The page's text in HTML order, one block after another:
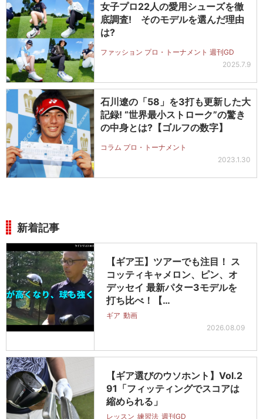
女子プロ22人の愛用シューズを徹
底調査! そのモデルを選んだ理由
は?
ファッション プロ・トーナメント 週刊GD
2025.7.9
石川遼の「58」を3打も更新した大
記録! “世界最小ストローク”の驚き
の中身とは?【ゴルフの数字】
コラム プロ・トーナメント
2023.1.30
新着記事
【ギア王】ツアーでも注目！ ス
コッティキャメロン、ピン、オ
デッセイ 最新パター3モデルを
打ち比べ！【…
ギア 動画
2026.08.09
【ギア選びのウソホント】Vol.2
91「フィッティングでスコアは
縮められる」
レッスン 練習法 週刊GD